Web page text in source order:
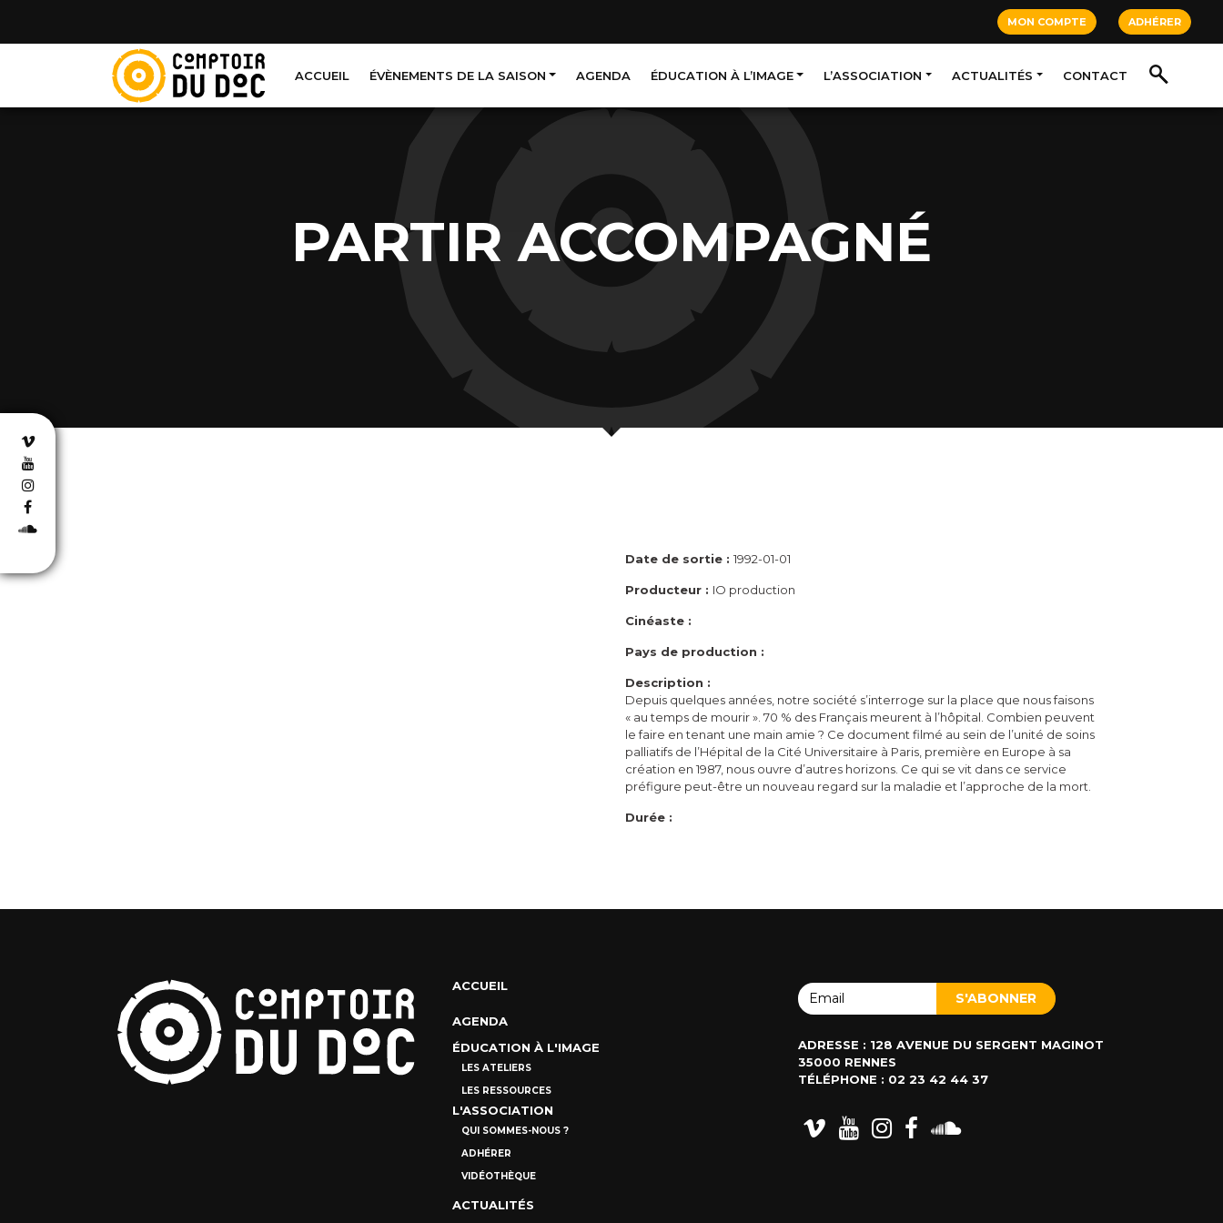
MON COMPTE ADHÉRER
ACCUEIL ÉVÈNEMENTS DE LA SAISON AGENDA ÉDUCATION À L’IMAGE L’ASSOCIATION ACTUALITÉS CONTACT
PARTIR ACCOMPAGNÉ
Date de sortie : 1992-01-01
Producteur : IO production
Cinéaste :
Pays de production :
Description :
Depuis quelques années, notre société s’interroge sur la place que nous faisons
« au temps de mourir ». 70 % des Français meurent à l’hôpital. Combien peuvent
le faire en tenant une main amie ? Ce document filmé au sein de l’unité de soins
palliatifs de l’Hépital de la Cité Universitaire à Paris, première en Europe à sa
création en 1987, nous ouvre d’autres horizons. Ce qui se vit dans ce service
préfigure peut-être un nouveau regard sur la maladie et l’approche de la mort.
Durée :
ACCUEIL
AGENDA
ÉDUCATION À L'IMAGE
LES ATELIERS
LES RESSOURCES
L'ASSOCIATION
QUI SOMMES-NOUS ?
ADHÉRER
VIDÉOTHÈQUE
ACTUALITÉS
ADRESSE : 128 AVENUE DU SERGENT MAGINOT
35000 RENNES
TÉLÉPHONE : 02 23 42 44 37